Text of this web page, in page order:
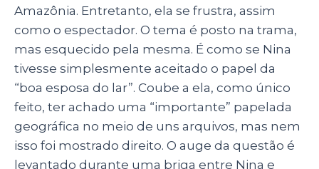
Amazônia. Entretanto, ela se frustra, assim
como o espectador. O tema é posto na trama,
mas esquecido pela mesma. É como se Nina
tivesse simplesmente aceitado o papel da
“boa esposa do lar”. Coube a ela, como único
feito, ter achado uma “importante” papelada
geográfica no meio de uns arquivos, mas nem
isso foi mostrado direito. O auge da questão é
levantado durante uma briga entre Nina e